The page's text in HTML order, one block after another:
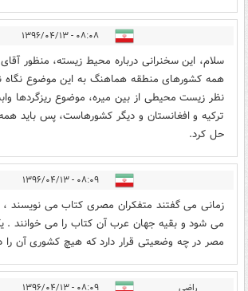
۰۸:۰۸ - ۱۳۹۶/۰۴/۱۳
سلام، این سخنرانی درباره محیط زیسته، منظور
همه کشورهای منطقه هماهنگ به این موضوع نگاه
نظر زیست محیطی از بین میره، موضوع ریزگردها
ترکیه و افغانستان و دیگر کشورهاست، پس باید
حل کرد.
۰۸:۰۹ - ۱۳۹۶/۰۴/۱۳
زمانی می گفتند متفکران مصری کتاب می نویسند ،
می شود و بقیه جهان عرب آن کتاب را می خوانند .
مصر در چه وضعیتی قرار دارد که هیچ کشوری آن را
راضی ۰۸:۰۹ - ۱۳۹۶/۰۴/۱۳